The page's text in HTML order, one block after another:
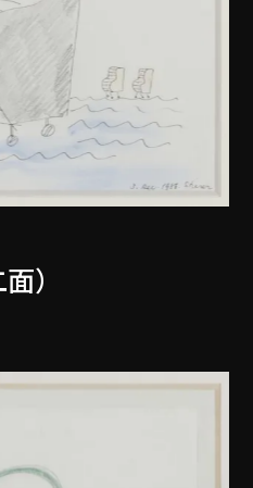
）